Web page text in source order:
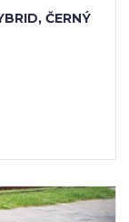
ČERNÝ